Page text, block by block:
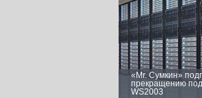
«Mr. Сумкин»
прекращению
WS2003